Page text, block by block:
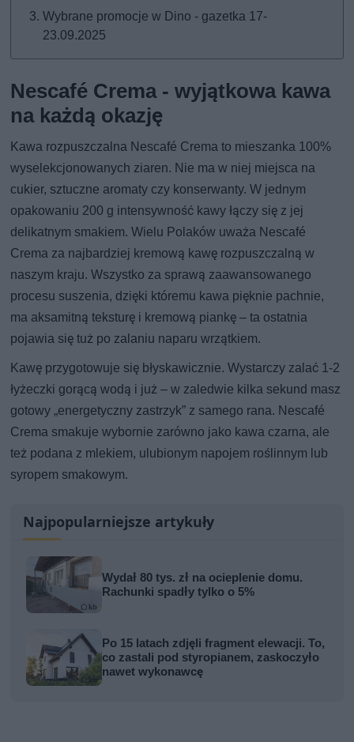
Wybrane promocje w Dino - gazetka 17-
23.09.2025
Nescafé Crema - wyjątkowa kawa
na każdą okazję
Kawa rozpuszczalna Nescafé Crema to mieszanka 100%
wyselekcjonowanych ziaren. Nie ma w niej miejsca na
cukier, sztuczne aromaty czy konserwanty. W jednym
opakowaniu 200 g intensywność kawy łączy się z jej
delikatnym smakiem. Wielu Polaków uważa Nescafé
Crema za najbardziej kremową kawę rozpuszczalną w
naszym kraju. Wszystko za sprawą zaawansowanego
procesu suszenia, dzięki któremu kawa pięknie pachnie,
ma aksamitną teksturę i kremową piankę – ta ostatnia
pojawia się tuż po zalaniu naparu wrzątkiem.
Kawę przygotowuje się błyskawicznie. Wystarczy zalać 1-2
łyżeczki gorącą wodą i już – w zaledwie kilka sekund masz
gotowy „energetyczny zastrzyk” z samego rana. Nescafé
Crema smakuje wybornie zarówno jako kawa czarna, ale
też podana z mlekiem, ulubionym napojem roślinnym lub
syropem smakowym.
Najpopularniejsze artykuły
Wydał 80 tys. zł na ocieplenie domu.
Rachunki spadły tylko o 5%
Po 15 latach zdjęli fragment elewacji. To,
co zastali pod styropianem, zaskoczyło
nawet wykonawcę